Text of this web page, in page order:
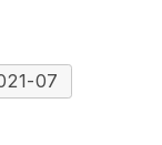
07